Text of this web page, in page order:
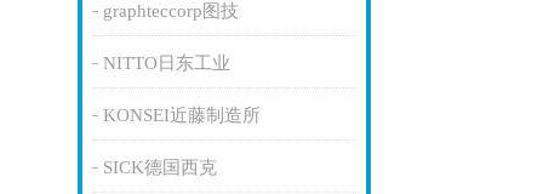
graphteccorp图技
NITTO日东工业
KONSEI近藤制造所
SICK德国西克